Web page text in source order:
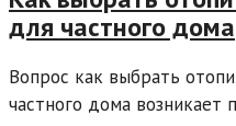
для частного дома
Вопрос как выбрать
частного дома возникает